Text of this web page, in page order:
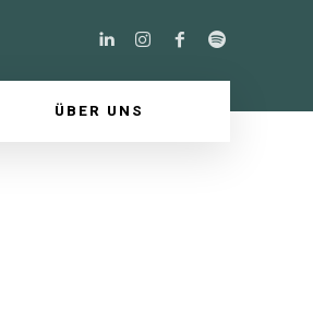
ÜBER UNS